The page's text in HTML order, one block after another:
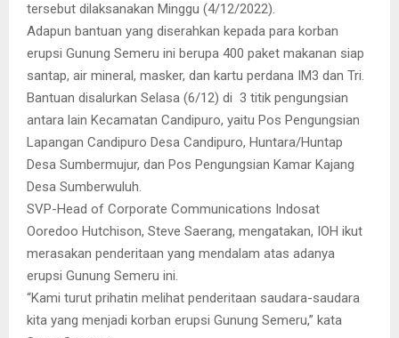
tersebut dilaksanakan Minggu (4/12/2022).
Adapun bantuan yang diserahkan kepada para korban
erupsi Gunung Semeru ini berupa 400 paket makanan siap
santap, air mineral, masker, dan kartu perdana IM3 dan Tri.
Bantuan disalurkan Selasa (6/12) di 3 titik pengungsian
antara lain Kecamatan Candipuro, yaitu Pos Pengungsian
Lapangan Candipuro Desa Candipuro, Huntara/Huntap
Desa Sumbermujur, dan Pos Pengungsian Kamar Kajang
Desa Sumberwuluh.
SVP-Head of Corporate Communications Indosat
Ooredoo Hutchison, Steve Saerang, mengatakan, IOH ikut
merasakan penderitaan yang mendalam atas adanya
erupsi Gunung Semeru ini.
“Kami turut prihatin melihat penderitaan saudara-saudara
kita yang menjadi korban erupsi Gunung Semeru,” kata